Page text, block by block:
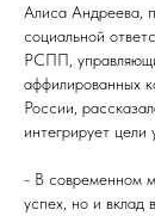
Алиса Андреева,
социальной
РСПП,
России,
интегрирует цели
- В современном
успех, но и вклад